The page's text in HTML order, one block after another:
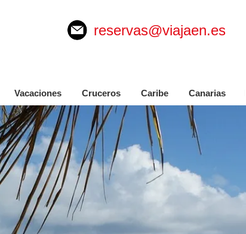
reservas@viajaen.es
Vacaciones Cruceros Caribe Canarias